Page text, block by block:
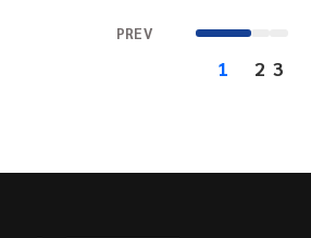
PREV
1 2 3